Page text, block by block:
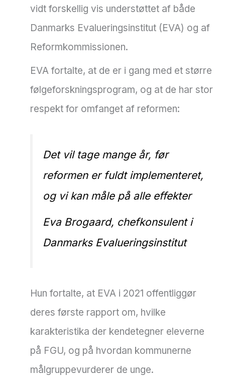
vidt forskellig vis understøttet af både
Danmarks Evalueringsinstitut (EVA) og af
Reformkommissionen.
EVA fortalte, at de er i gang med et større
følgeforskningsprogram, og at de har stor
respekt for omfanget af reformen:
Det vil tage mange år, før
reformen er fuldt implementeret,
og vi kan måle på alle effekter
Eva Brogaard, chefkonsulent i
Danmarks Evalueringsinstitut
Hun fortalte, at EVA i 2021 offentliggør
deres første rapport om, hvilke
karakteristika der kendetegner eleverne
på FGU, og på hvordan kommunerne
målgruppevurderer de unge.